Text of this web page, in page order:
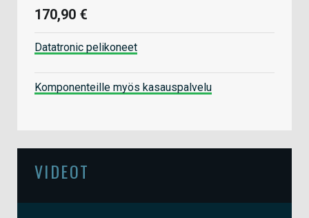
170,90 €
Datatronic pelikoneet
Komponenteille myös kasauspalvelu
VIDEOT